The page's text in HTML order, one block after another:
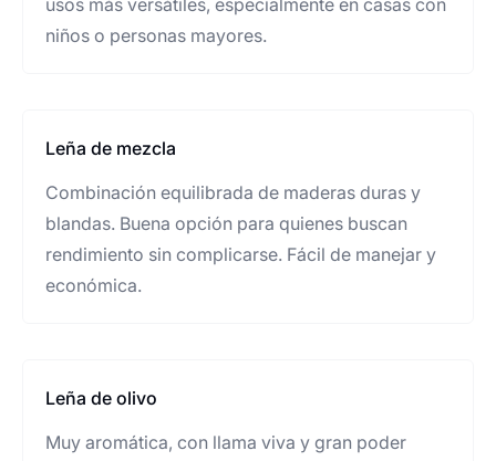
usos más versátiles, especialmente en casas con
niños o personas mayores.
Leña de mezcla
Combinación equilibrada de maderas duras y
blandas. Buena opción para quienes buscan
rendimiento sin complicarse. Fácil de manejar y
económica.
Leña de olivo
Muy aromática, con llama viva y gran poder